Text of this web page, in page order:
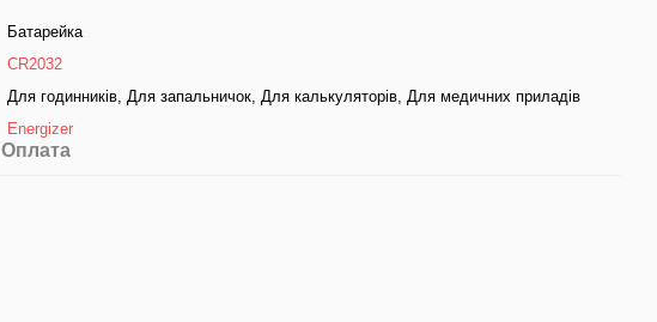
Батарейка
CR2032
Для годинників, Для запальничок, Для калькуляторів, Для медичних приладів
Energizer
Оплата